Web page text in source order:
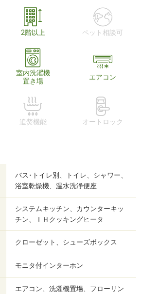
2階以上 ペット相談可
室内洗濯機
置き場
エアコン
追焚機能 オートロック
バス･トイレ別、トイレ、シャワー、
浴室乾燥機、温水洗浄便座
システムキッチン、カウンターキッ
チン、ＩＨクッキングヒータ
クローゼット、シューズボックス
モニタ付インターホン
エアコン、洗濯機置場、フローリン